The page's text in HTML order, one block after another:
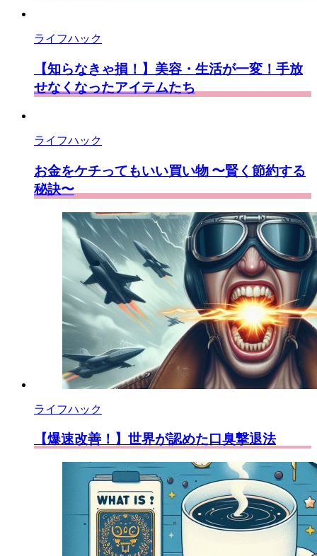
ライフハック
【知らなきゃ損！】美容・生活が一変！手放
せなくなったアイテムたち
ライフハック
お金をケチってもいい買い物 〜賢く節約する
秘訣〜
ライフハック
【爆速改善！】世界が認めた口臭撃退法